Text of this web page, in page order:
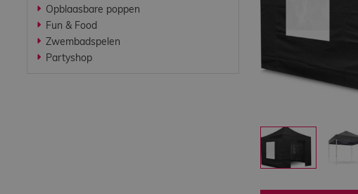
Indoor
Springparadijs
Opblaasbare poppen
Fun & Food
Zwembadspelen
Partyshop